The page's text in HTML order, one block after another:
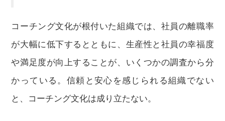
コーチング文化が根付いた組織では、社員の離職率
が大幅に低下するとともに、生産性と社員の幸福度
や満足度が向上することが、いくつかの調査から分
かっている。信頼と安心を感じられる組織でない
と、コーチング文化は成り立たない。